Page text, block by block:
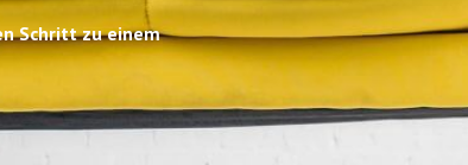
Schritt zu einem